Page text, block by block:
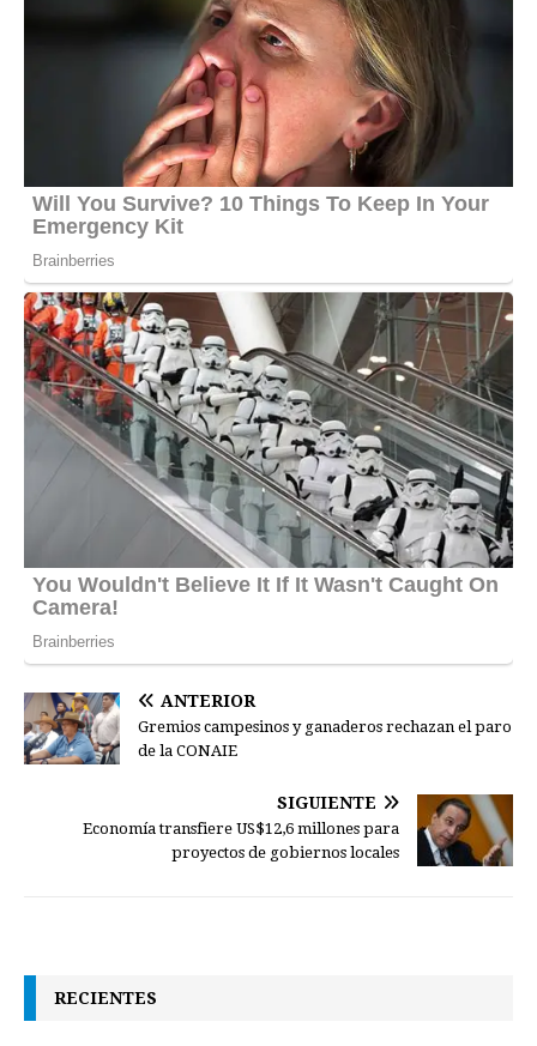
ANTERIOR
Gremios campesinos y ganaderos rechazan el paro
de la CONAIE
SIGUIENTE
Economía transfiere US$12,6 millones para
proyectos de gobiernos locales
RECIENTES